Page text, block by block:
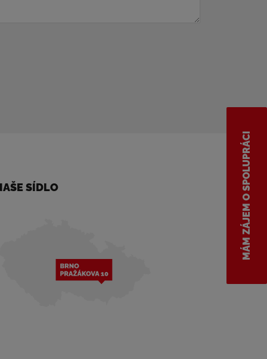
MÁM ZÁJEM O SPOLUPRÁCI
SÍDLO